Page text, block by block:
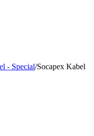
- Special/Socapex Kabel